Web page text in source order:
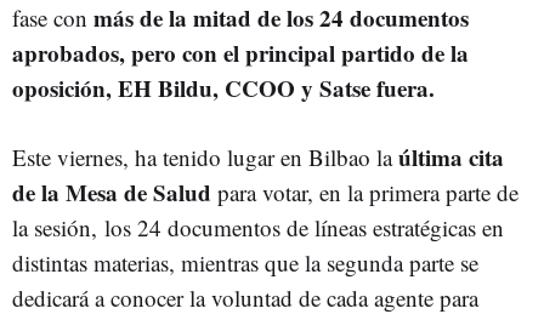
fase con más de la mitad de los 24 documentos
aprobados, pero con el principal partido de la
oposición, EH Bildu, CCOO y Satse fuera.
Este viernes, ha tenido lugar en Bilbao laúltima cita
de la Mesa de Salud para votar, en la primera parte de
la sesión, los 24 documentos de líneas estratégicas en
distintas materias, mientras que la segunda parte se
dedicará a conocer la voluntad de cada agente para